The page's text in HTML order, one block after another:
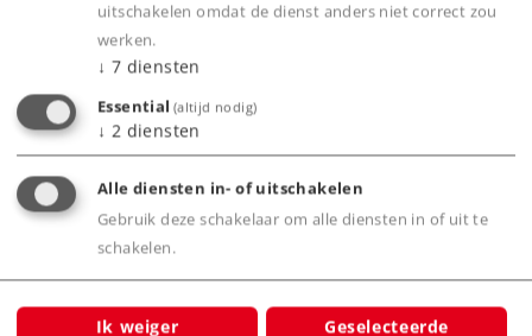
Productinfo
Digitale functies
Bijbehorende producten
uitschakelen omdat de dienst anders niet correct zou
werken.
↓ 7 diensten
Essential (altijd nodig)
↓ 2 diensten
Alle diensten in- of uitschakelen
Gebruik deze schakelaar om alle diensten in of uit te
schakelen.
Ik weiger Geselecteerde